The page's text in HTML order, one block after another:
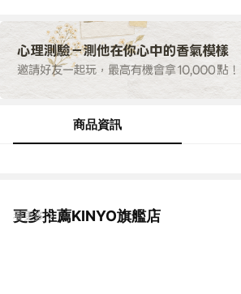
商品資訊
更多推薦KINYO旗艦店
看更多